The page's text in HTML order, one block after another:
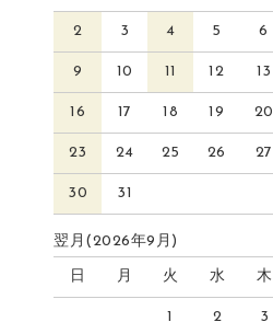
2 3 4 5 6
9 10 11 12 13
16 17 18 19 20
23 24 25 26 27
30 31
翌月(2026年9月)
日 月 火 水 木
1 2 3